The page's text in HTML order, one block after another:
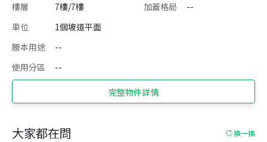
樓層
7樓/7樓 加蓋格局
--
車位
1個坡道平面
謄本用途
--
使用分區
--
完整物件詳情
大家都在問 換一換